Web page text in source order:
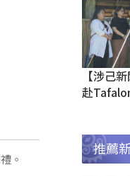
。
【涉己
赴
推薦